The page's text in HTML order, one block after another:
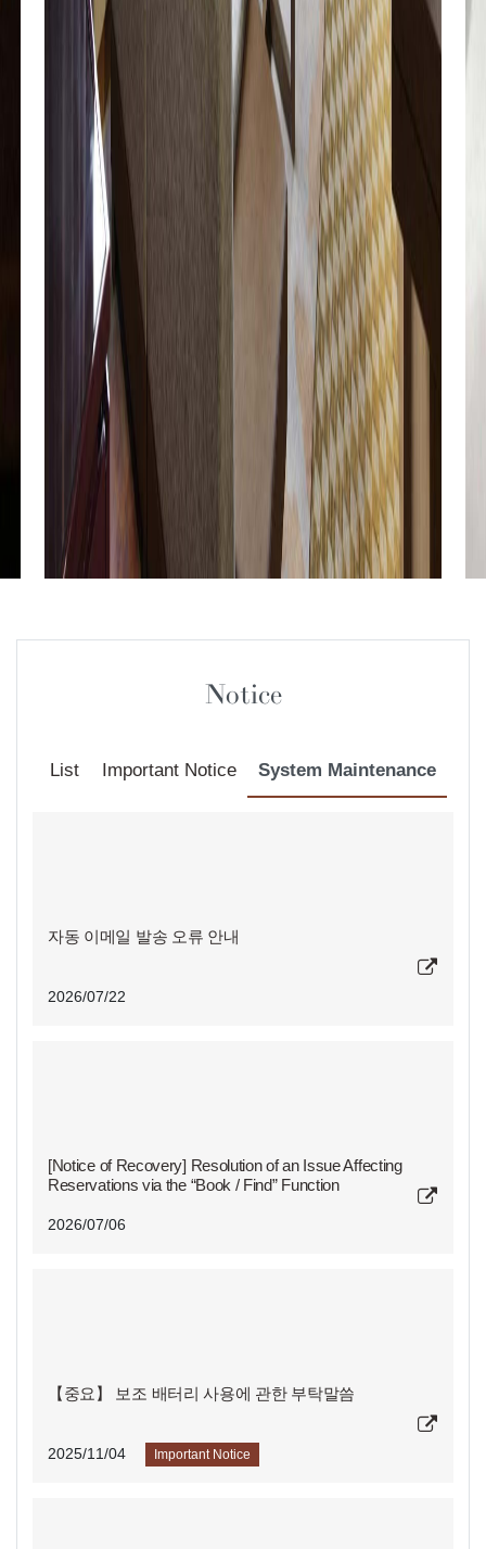
Notice
List Important Notice System Maintenance
자동 이메일 발송 오류 안내
2026/07/22
[Notice of Recovery] Resolution of an Issue Affecting
Reservations via the “Book / Find” Function
2026/07/06
【중요】 보조 배터리 사용에 관한 부탁말씀
2025/11/04 Important Notice